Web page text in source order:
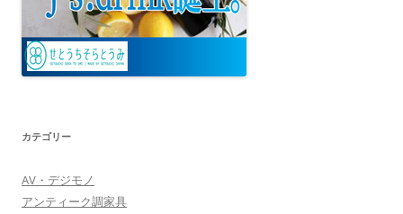
カテゴリー
AV・デジモノ
アンティーク調家具